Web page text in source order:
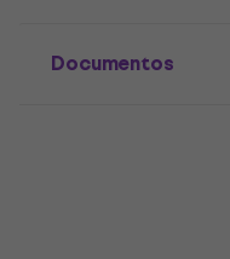
Documentos